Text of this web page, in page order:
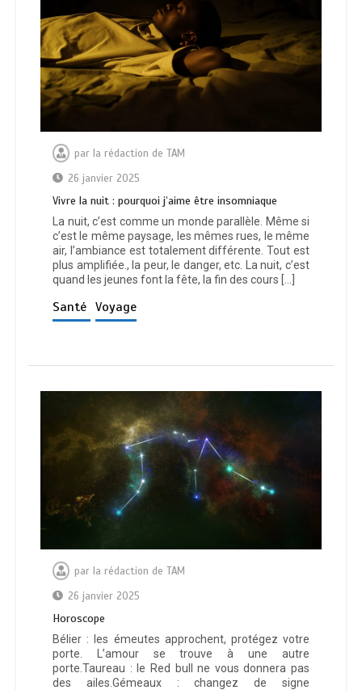
par la rédaction de TAM
26 janvier 2025
Vivre la nuit : pourquoi j’aime être insomniaque
La nuit, c’est comme un monde parallèle. Même si
c’est le même paysage, les mêmes rues, le même
air, l’ambiance est totalement différente. Tout est
plus amplifiée., la peur, le danger, etc. La nuit, c’est
quand les jeunes font la fête, la fin des cours […]
Santé Voyage
par la rédaction de TAM
26 janvier 2025
Horoscope
Bélier : les émeutes approchent, protégez votre
porte. L’amour se trouve à une autre
porte.Taureau : le Red bull ne vous donnera pas
des ailes.Gémeaux : changez de signe